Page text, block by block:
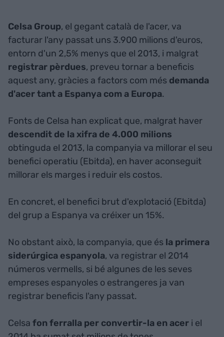
Celsa Group, el gegant català de l'acer, va
facturar l'any passat uns 3.900 milions d'euros,
entorn d'un 2,5% menys que el 2013, i malgrat
registrar pèrdues, preveu tornar a beneficis
aquest any, gràcies a factors com més demanda
d'acer tant a Espanya com a Europa.
Fonts de Celsa han explicat que, malgrat haver
descendit de la xifra de 4.000 milions
obtinguda el 2013, la companyia va millorar el seu
benefici operatiu (Ebitda), en haver aconseguit
millorar els marges i reduir els costos.
En concret, el benefici brut d'explotació (Ebitda)
del grup a Espanya va créixer un 15%.
No obstant això, la companyia, que és la primera
siderúrgica espanyola, va registrar el 2014
números vermells, si bé algunes de les seves
empreses espanyoles o estrangeres ja van
registrar beneficis l'any passat.
Celsa fon ferralla per convertir-la en acer i el